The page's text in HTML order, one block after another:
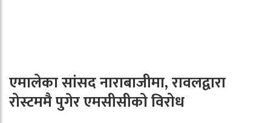
एमालेका सांसद नाराबाजीमा, रावलद्वारा
रोस्टममै पुगेर एमसीसीको विरोध